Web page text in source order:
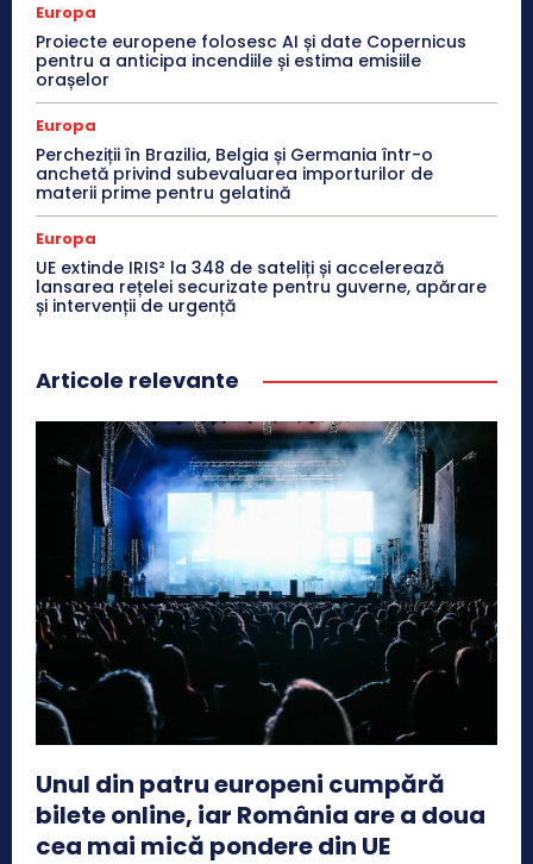
Europa
Proiecte europene folosesc AI și date Copernicus
pentru a anticipa incendiile și estima emisiile
orașelor
Europa
Percheziții în Brazilia, Belgia și Germania într-o
anchetă privind subevaluarea importurilor de
materii prime pentru gelatină
Europa
UE extinde IRIS² la 348 de sateliți și accelerează
lansarea rețelei securizate pentru guverne, apărare
și intervenții de urgență
Articole relevante
Unul din patru europeni cumpără
bilete online, iar România are a doua
cea mai mică pondere din UE